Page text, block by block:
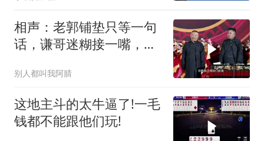
相声：老郭铺垫只等一句
话，谦哥迷糊接一嘴，包
别人都叫我阿腈
这地主斗的太牛逼了!一毛
钱都不能跟他们玩!